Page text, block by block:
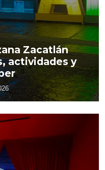
Zacatlán
actividades y